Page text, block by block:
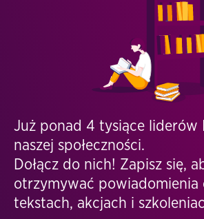
Już ponad 4 tysiące liderów
naszej społeczności.
Dołącz do nich! Zapisz się,
otrzymywać powiadomienia
tekstach, akcjach i